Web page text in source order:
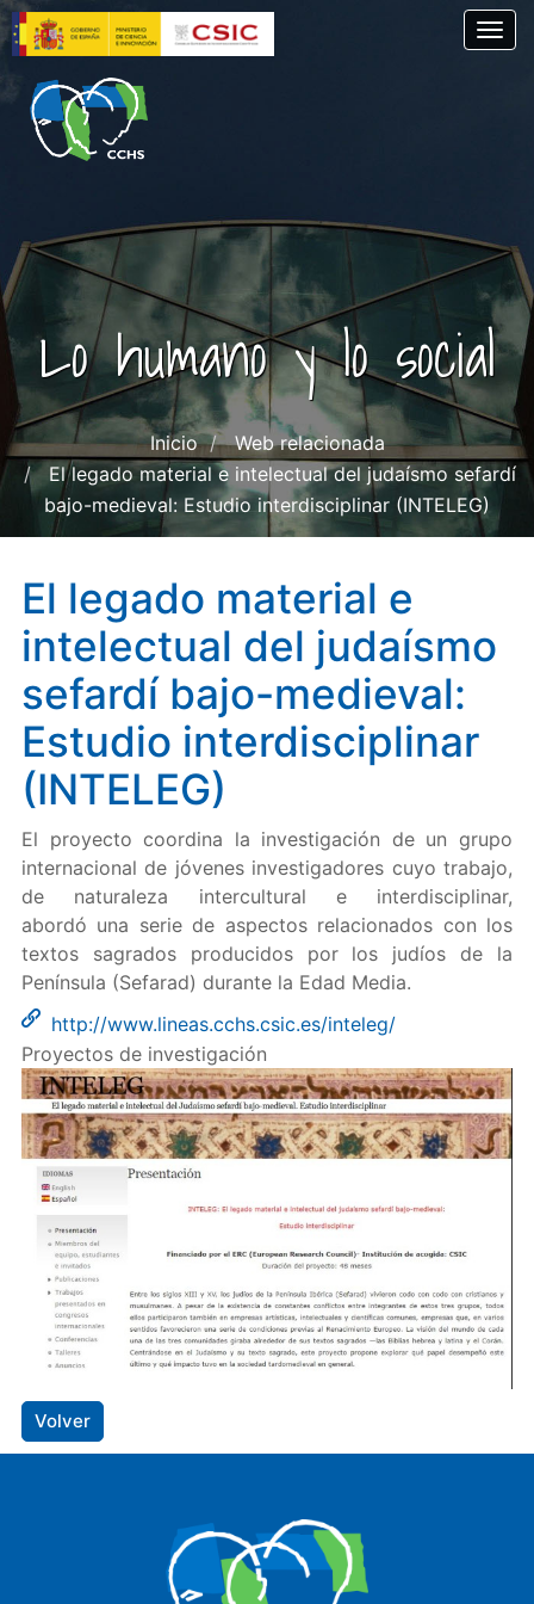
Pasar
al
contenido
principal
Lo humano y lo social
Inicio
Web relacionada
El legado material e intelectual del judaísmo sefardí
bajo-medieval: Estudio interdisciplinar (INTELEG)
El legado material e
intelectual del judaísmo
sefardí bajo-medieval:
Estudio interdisciplinar
(INTELEG)
El proyecto coordina la investigación de un grupo
internacional de jóvenes investigadores cuyo trabajo,
de naturaleza intercultural e interdisciplinar,
abordó una serie de aspectos relacionados con los
textos sagrados producidos por los judíos de la
Península (Sefarad) durante la Edad Media.
http://www.lineas.cchs.csic.es/inteleg/
Proyectos de investigación
Volver